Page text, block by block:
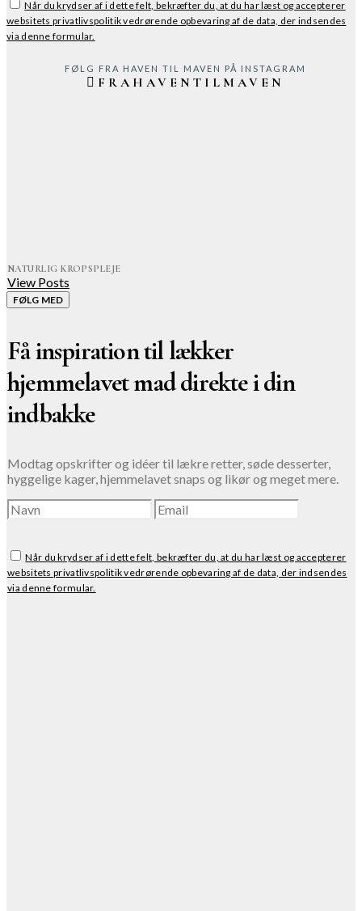
NATURLIG KROPSPLEJE
View Posts
FØLG MED
Få inspiration til lækker
hjemmelavet mad direkte i din
indbakke
Modtag opskrifter og idéer til lækre retter, søde desserter,
hyggelige kager, hjemmelavet snaps og likør og meget mere.
Når du krydser af i dette felt, bekræfter du, at du har læst og accepterer
websitets privatlivspolitik vedrørende opbevaring af de data, der indsendes
via denne formular.
Når du krydser af i dette felt, bekræfter du, at du har læst og accepterer
websitets privatlivspolitik vedrørende opbevaring af de data, der indsendes
via denne formular.
FRAHAVENTILMAVEN
FØLG FRA HAVEN TIL MAVEN PÅ INSTAGRAM